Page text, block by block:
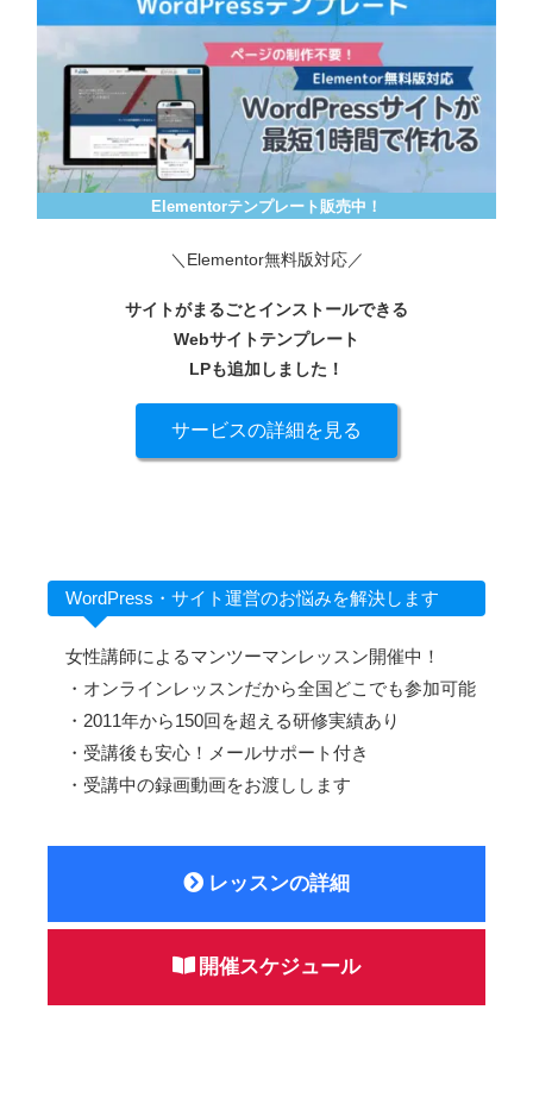
Elementorテンプレート販売中！
＼Elementor無料版対応／
サイトがまるごとインストールできる
Webサイトテンプレート
LPも追加しました！
サービスの詳細を見る
WordPress・サイト運営のお悩みを解決します
女性講師によるマンツーマンレッスン開催中！
・オンラインレッスンだから全国どこでも参加可能
・2011年から150回を超える研修実績あり
・受講後も安心！メールサポート付き
・受講中の録画動画をお渡しします
レッスンの詳細
開催スケジュール